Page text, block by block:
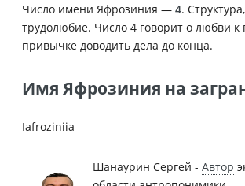
Число имени Яфрозиния — 4.
трудолюбие. Число 4 говорит о любви к
привычке доводить дела до конца.
Имя Яфрозиния на
Iafroziniia
Шанаурин Сергей - Автор